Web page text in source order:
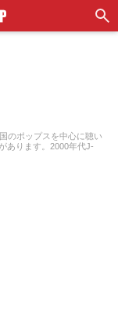
のポップスを中心に聴い
あります。2000年代J-